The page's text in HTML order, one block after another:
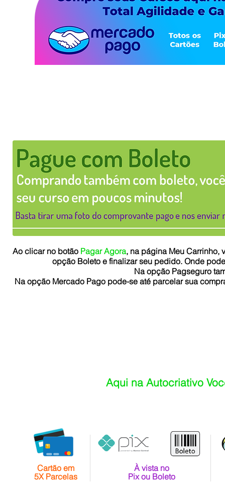
Ao clicar no botão Pagar Agora, na página Meu Carrinho,
opção Boleto e finalizar seu pedido. Onde
Na opção Pagseguro
Na opção Mercado Pago pode-se até parcelar sua
Aqui na Autocriativo
Cartão em
5X Parcelas
À vista no
Pix ou Boleto